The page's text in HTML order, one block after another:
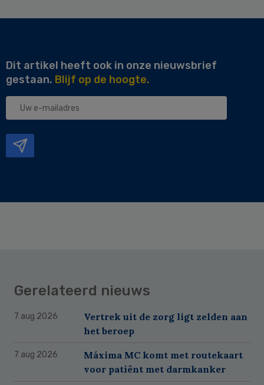
Dit artikel heeft ook in onze nieuwsbrief
gestaan. Blijf op de hoogte.
Uw
Gerelateerd nieuws
7 aug 2026
Vertrek uit de zorg ligt zelden aan
het beroep
7 aug 2026
Máxima MC komt met routekaart
voor patiënt met darmkanker